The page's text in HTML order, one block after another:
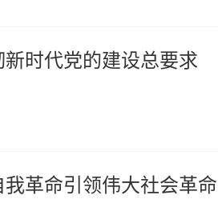
新时代党的建设总要求
我革命引领伟大社会革命